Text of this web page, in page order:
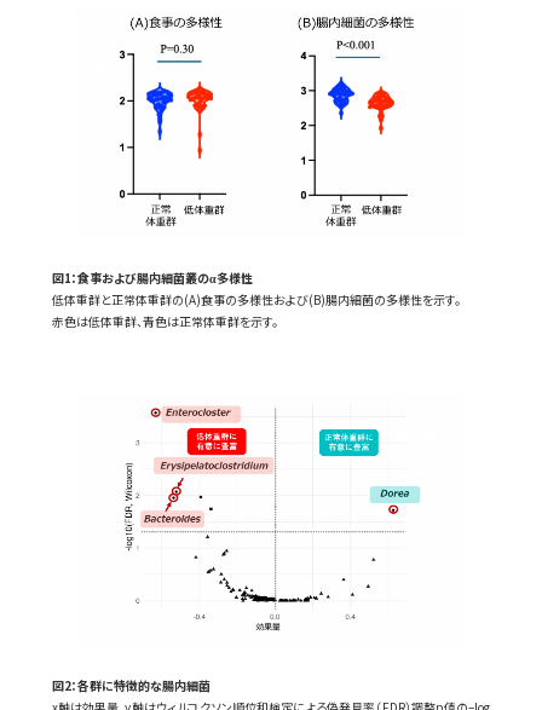
図1：食事および腸内細菌叢のα多様性
低体重群と正常体重群の(A)食事の多様性および(B)腸内細菌の多様性を示す。
赤色は低体重群、青色は正常体重群を示す。
図2：各群に特徴的な腸内細菌